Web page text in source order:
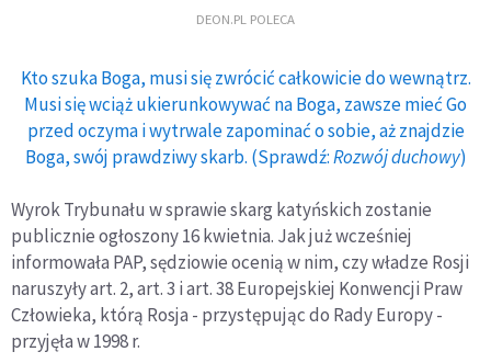
DEON.PL POLECA
Kto szuka Boga, musi się zwrócić całkowicie do wewnątrz.
Musi się wciąż ukierunkowywać na Boga, zawsze mieć Go
przed oczyma i wytrwale zapominać o sobie, aż znajdzie
Boga, swój prawdziwy skarb. (Sprawdź:Rozwój duchowy)
Wyrok Trybunału w sprawie skarg katyńskich zostanie
publicznie ogłoszony 16 kwietnia. Jak już wcześniej
informowała PAP, sędziowie ocenią w nim, czy władze Rosji
naruszyły art. 2, art. 3 i art. 38 Europejskiej Konwencji Praw
Człowieka, którą Rosja - przystępując do Rady Europy -
przyjęła w 1998 r.